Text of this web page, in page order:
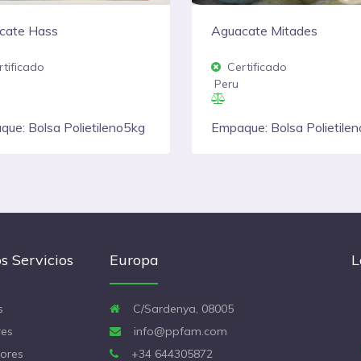
Mitades
Bolsa Polietileno5kg
Esparrago Congelado
Certificado
Peru
Empaque: Bolsa
Servicios Europa
C/Sardenya, 08005
info@ppfam.com
+34 644305872